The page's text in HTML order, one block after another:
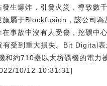
生爆炸，引發火災，導致數
施屬于Blockfusion，該公司為
事故中沒有人受傷，挖礦中
受到重大損失。Bit Digital表
和約710臺以太坊礦機的電力
10/12 10:31:31]